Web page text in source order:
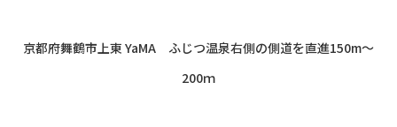
京都府舞鶴市上東 YaMA ふじつ温泉右側の側道を直進150m～
200ｍ